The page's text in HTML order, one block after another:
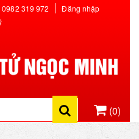
319 972
Đăng nhập
(0)